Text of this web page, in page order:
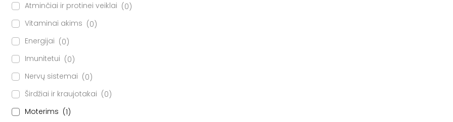
Atminčiai ir protinei veiklai
0
Vitaminai akims
0
Energijai
0
Imunitetui
0
Nervų sistemai
0
Širdžiai ir kraujotakai
0
Moterims
1